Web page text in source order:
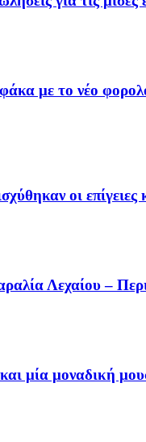
με το νέο
οι
Λεχαίου –
μία μοναδική